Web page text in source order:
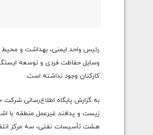
وسایل حفاظت فردی و توسعه
کارکنان وجود نداشته است.
به گزارش پایگاه اطلاع‌رسانی